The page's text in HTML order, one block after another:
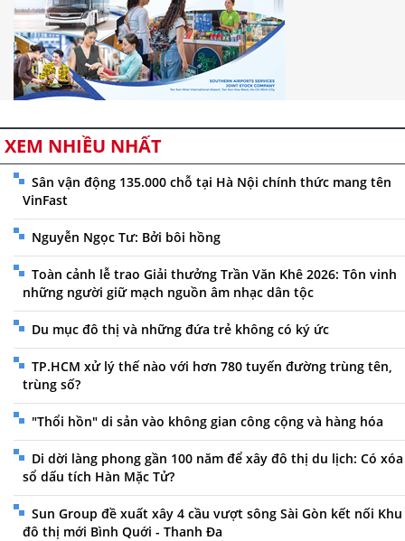
XEM NHIỀU NHẤT
Sân vận động 135.000 chỗ tại Hà Nội chính thức mang tên
VinFast
Nguyễn Ngọc Tư: Bởi bôi hồng
Toàn cảnh lễ trao Giải thưởng Trần Văn Khê 2026: Tôn vinh
những người giữ mạch nguồn âm nhạc dân tộc
Du mục đô thị và những đứa trẻ không có ký ức
TP.HCM xử lý thế nào với hơn 780 tuyến đường trùng tên,
trùng số?
"Thổi hồn" di sản vào không gian công cộng và hàng hóa
Di dời làng phong gần 100 năm để xây đô thị du lịch: Có xóa
sổ dấu tích Hàn Mặc Tử?
Sun Group đề xuất xây 4 cầu vượt sông Sài Gòn kết nối Khu
đô thị mới Bình Quới - Thanh Đa